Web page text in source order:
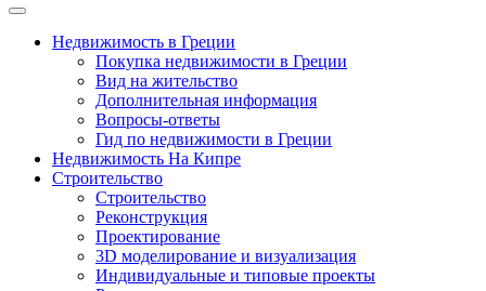
Недвижимость в Греции
Покупка недвижимости в Греции
Вид на жительство
Дополнительная информация
Вопросы-ответы
Гид по недвижимости в Греции
Недвижимость На Кипре
Строительство
Строительство
Реконструкция
Проектирование
3D моделирование и визуализация
Индивидуальные и типовые проекты